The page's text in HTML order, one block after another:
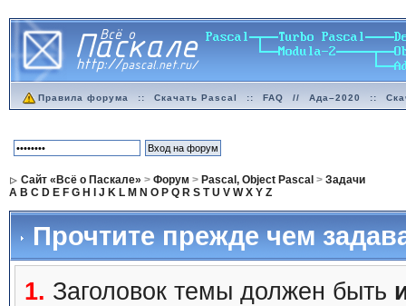
Правила форума :: Скачать Pascal :: FAQ // Ада–2020 ::
Сайт «Всё о Паскале» > Форум > Pascal, Object Pascal > Задачи
A B C D E F G H J K L M N O P Q R S T U V W X Y Z
Прочтите прежде чем
1. Заголовок темы должен быть